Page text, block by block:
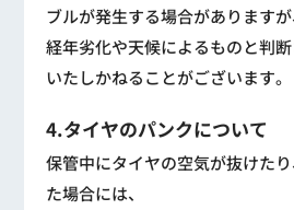
ブルが発生する場合がありますが
経年劣化や天候によるものと判
いたしかねることがございます。
4.タイヤのパンクについて
保管中にタイヤの空気が抜けた
た場合には、